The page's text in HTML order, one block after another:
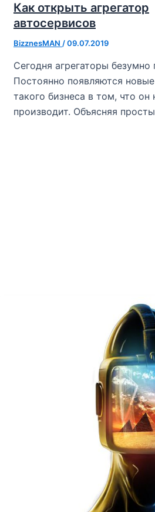
Как открыть агрегатор
автосервисов
BizznesMAN /09.07.2019
Сегодня агрегаторы безумно
Постоянно появляются
такого бизнеса в том, что он
производит. Объясняя